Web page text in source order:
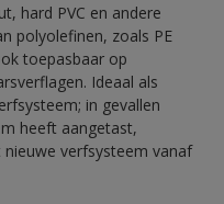
hard PVC en andere
polyolefinen, zoals PE
toepasbaar op
Ideaal als
in gevallen
heeft aangetast,
verfsysteem vanaf